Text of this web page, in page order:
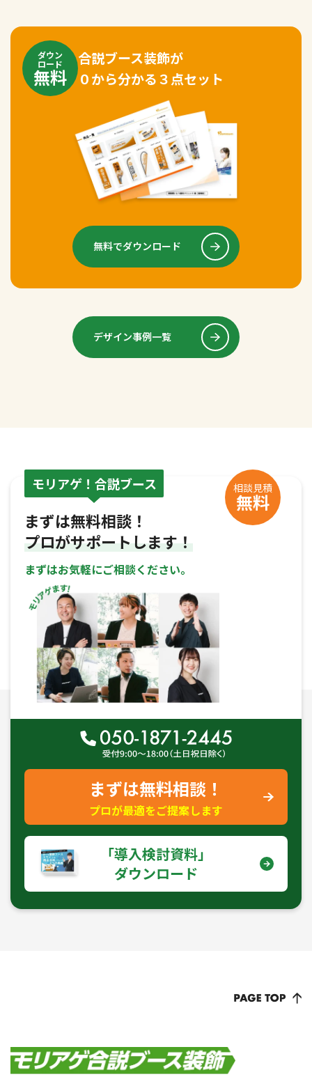
ダウン
ロード
無料
合説ブース装飾が
０から分かる３点セット
無料でダウンロード
デザイン事例一覧
モリアゲ！合説ブース 相談見積
無料
まずは無料相談！
プロがサポートします！
まずはお気軽にご相談ください。
まずは無料相談！
プロが最適をご提案します
｢導入検討資料｣
ダウンロード